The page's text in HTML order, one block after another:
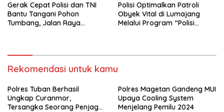
Gerak Cepat Polisi dan TNI
Bantu Tangani Pohon
Tumbang, Jalan Raya
Polisi Optimalkan Patroli
Obyek Vital di Lumajang
Melalui Program “Polisi
Rekomendasi untuk kamu
Polres Tuban Berhasil
Ungkap Curanmor,
Tersangka Seorang Penjaga
Polres Magetan Gandeng MUI
Upaya Cooling System
Menjelang Pemilu 2024